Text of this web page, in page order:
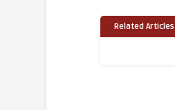
Related Articles